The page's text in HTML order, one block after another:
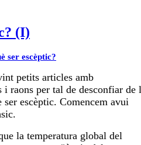
(I)
ser escèptic?
petits articles amb
i raons per tal de desconfiar de
escèptic. Comencem avui
la temperatura global del